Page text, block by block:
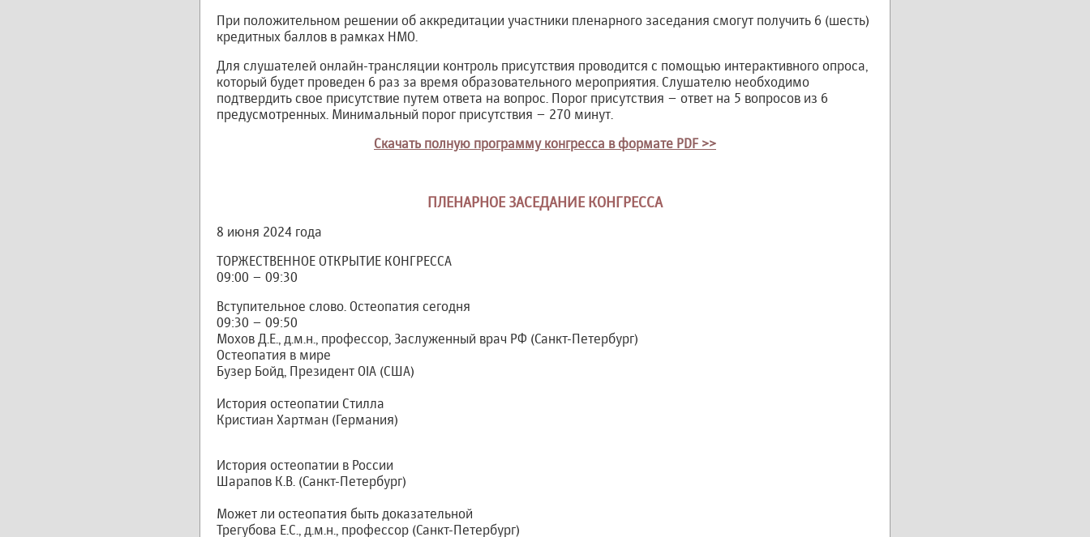
При положительном решении об аккредитации участники пленарного заседания смогут получить 6 (шесть)
кредитных баллов в рамках НМО.
Для слушателей онлайн-трансляции контроль присутствия проводится с помощью интерактивного опроса,
который будет проведен 6 раз за время образовательного мероприятия. Слушателю необходимо
подтвердить свое присутствие путем ответа на вопрос. Порог присутствия – ответ на 5 вопросов из 6
предусмотренных. Минимальный порог присутствия – 270 минут.
Скачать полную программу конгресса в формате PDF >>
ПЛЕНАРНОЕ ЗАСЕДАНИЕ КОНГРЕССА
8 июня 2024 года
ТОРЖЕСТВЕННОЕ ОТКРЫТИЕ КОНГРЕССА
09:00 – 09:30
Вступительное слово. Остеопатия сегодня
09:30 – 09:50
Мохов Д.Е., д.м.н., профессор, Заслуженный врач РФ (Санкт-Петербург)
Остеопатия в мире
Бузер Бойд, Президент OIA (США)
История остеопатии Стилла
Кристиан Хартман (Германия)
История остеопатии в России
Шарапов К.В. (Санкт-Петербург)
Может ли остеопатия быть доказательной
Трегубова Е.С., д.м.н., профессор (Санкт-Петербург)